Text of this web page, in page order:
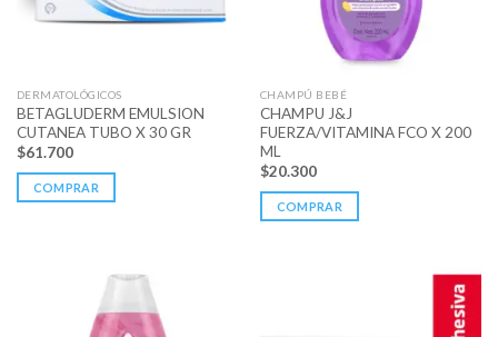
DERMATOLÓGICOS
BETAGLUDERM EMULSION
CUTANEA TUBO X 30 GR
$61.700
COMPRAR
CHAMPÚ BEBÉ
CHAMPU J&J
FUERZA/VITAMINA FCO X 200
ML
$20.300
COMPRAR